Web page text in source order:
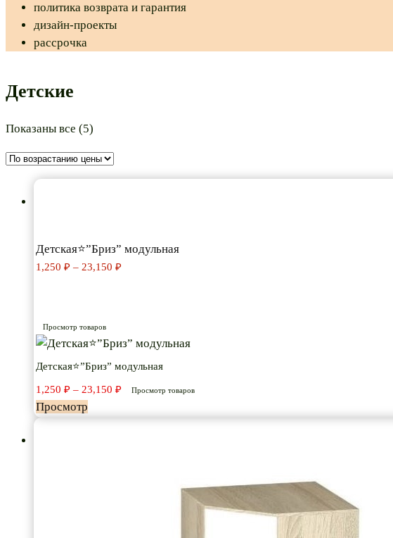
политика возврата и гарантия
дизайн-проекты
рассрочка
Детские
Показаны все (5)
возрастанию
Детская⭐”Бриз” модульная
1,250 ₽ – 23,150 ₽
Просмотр товаров
Детская⭐”Бриз” модульная
1,250 ₽ – 23,150 ₽ цен:
Просмотр товаров
Просмотр